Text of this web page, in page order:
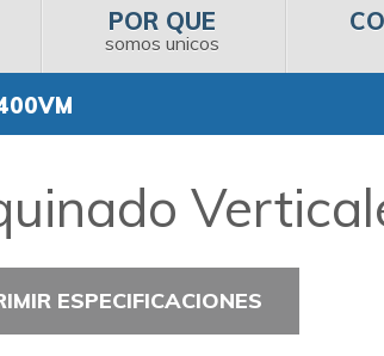
POR QUE
somos unicos
ESPECIFICACIONES